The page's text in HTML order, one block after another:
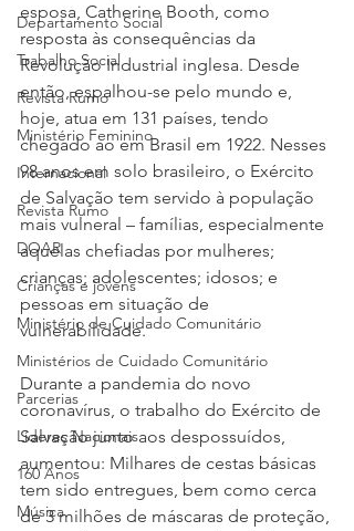
Departamento Social
Trabalho Social
Revista Rumo
Ministério Feminino
Internacional
Revista Rumo
DOAR
Crianças e jovens
Ministério de Cuidado Comunitário
Ministérios de Cuidado Comunitário
Parcerias
Líderes Nacionais
160 Anos
Música
esposa, Catherine Booth, como
resposta às consequências da
Revolução Industrial inglesa. Desde
então, espalhou-se pelo mundo e,
hoje, atua em 131 países, tendo
chegado ao em Brasil em 1922. Nesses
98 anos em solo brasileiro, o Exército
de Salvação tem servido à população
mais vulneral – famílias, especialmente
aquelas chefiadas por mulheres;
crianças; adolescentes; idosos; e
pessoas em situação de
vulnerabilidade.
Durante a pandemia do novo
coronavírus, o trabalho do Exército de
Salvação junto aos despossuídos,
aumentou: Milhares de cestas básicas
tem sido entregues, bem como cerca
de 3 milhões de máscaras de proteção,